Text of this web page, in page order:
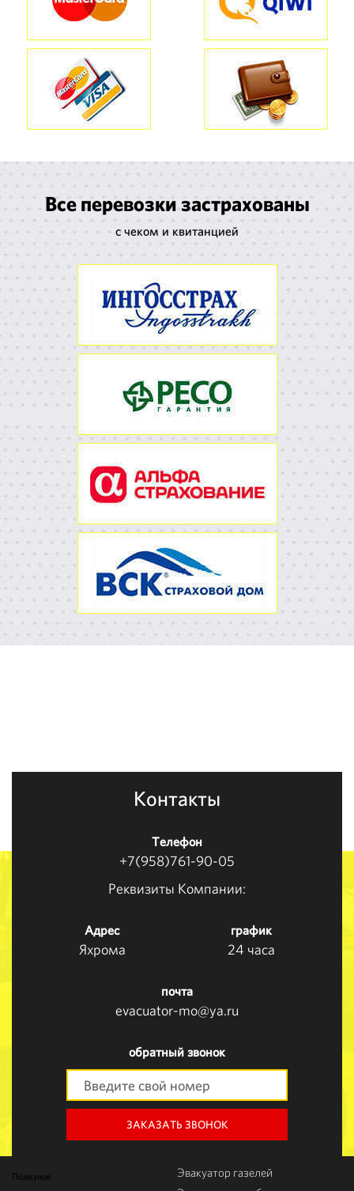
Все перевозки застрахованы
с чеком и квитанцией
Контакты
Телефон
+7(958)761-90-05
Реквизиты Компании:
Адрес
Яхрома
график
24 часа
почта
evacuator-mo@ya.ru
обратный звонок
ЗАКАЗАТЬ ЗВОНОК
Полезное
Эвакуатор газелей